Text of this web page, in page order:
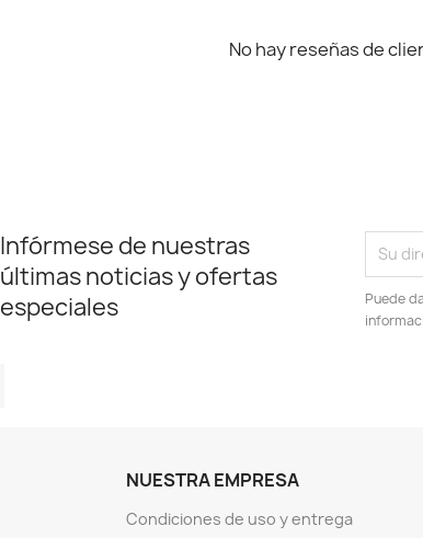
No hay reseñas de
Infórmese de nuestras
últimas noticias y ofertas
especiales
Puede
NUESTRA EMPRESA
Condiciones de uso y entrega